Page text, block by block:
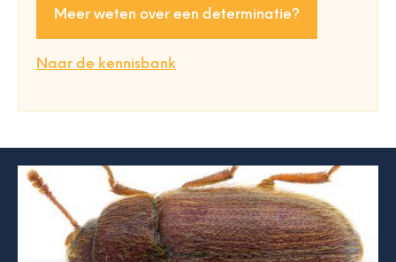
Meer weten over een determinatie?
Naar de kennisbank